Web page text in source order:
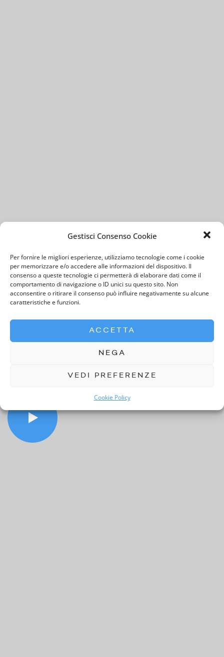
Gestisci Consenso Cookie
Per fornire le migliori esperienze, utilizziamo tecnologie come i cookie
per memorizzare e/o accedere alle informazioni del dispositivo. Il
consenso a queste tecnologie ci permetterà di elaborare dati come il
comportamento di navigazione o ID unici su questo sito. Non
acconsentire o ritirare il consenso può influire negativamente su alcune
caratteristiche e funzioni.
ACCETTA
NEGA
VEDI PREFERENZE
Cookie Policy
Benvenuto nell’Assistenza di
Ernesto.it
Qui puoi trovare tutte le informazioni utili e le
risposte alle domande di cui hai bisogno.